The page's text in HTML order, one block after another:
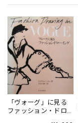
「ヴォーグ」に見る
ファッション・ドロ